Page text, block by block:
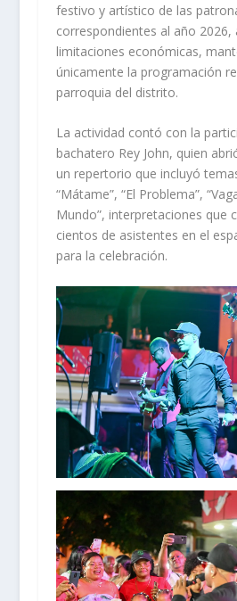
festivo y artístico de las
correspondientes al año 2026,
limitaciones económicas,
únicamente la programación
parroquia del distrito.
La actividad contó con la
bachatero Rey John, quien
un repertorio que incluyó
“Mátame”, “El Problema”,
Mundo”, interpretaciones que
cientos de asistentes en el
para la celebración.